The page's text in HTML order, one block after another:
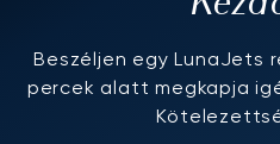
Beszéljen egy LunaJets
percek alatt megkapja